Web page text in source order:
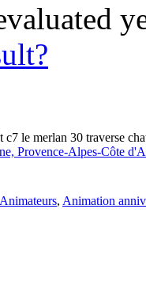
le merlan 30 traverse
Provence-Alpes-Côte
Animateurs, Animation